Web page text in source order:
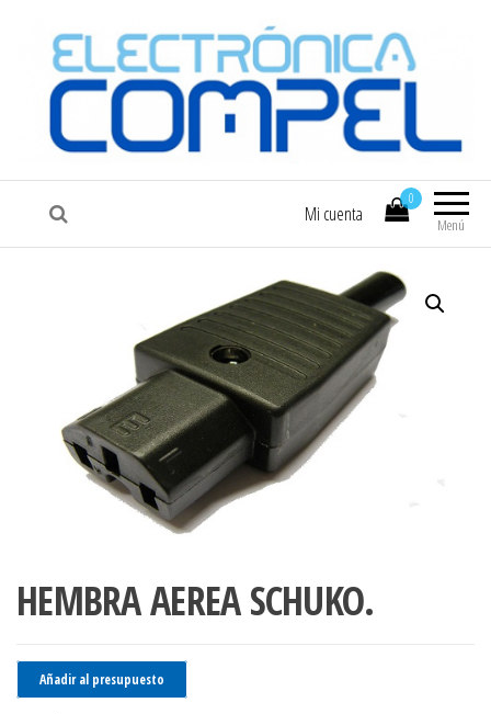
COMPEL Electrónica COMPEL
Menú
0
Mi cuenta
HEMBRA AEREA SCHUKO.
Añadir al presupuesto